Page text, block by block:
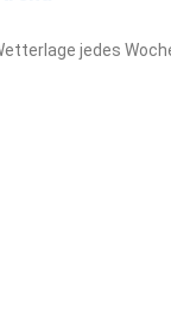
jedes